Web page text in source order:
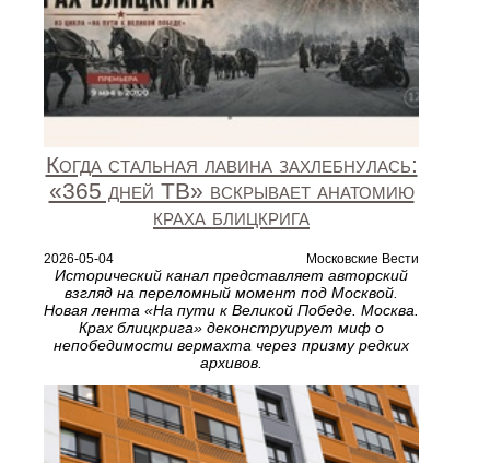
Когда стальная лавина захлебнулась:
«365 дней ТВ» вскрывает анатомию
краха блицкрига
2026-05-04 Московские Вести
Исторический канал представляет авторский
взгляд на переломный момент под Москвой.
Новая лента «На пути к Великой Победе. Москва.
Крах блицкрига» деконструирует миф о
непобедимости вермахта через призму редких
архивов.